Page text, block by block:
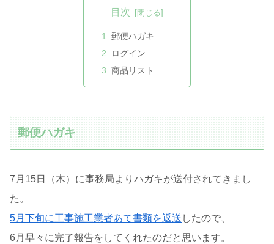
目次
郵便ハガキ
ログイン
商品リスト
郵便ハガキ
7月15日（木）に事務局よりハガキが送付されてきまし
た。
5月下旬に工事施工業者あて書類を返送 したので、
6月早々に完了報告をしてくれたのだと思います。